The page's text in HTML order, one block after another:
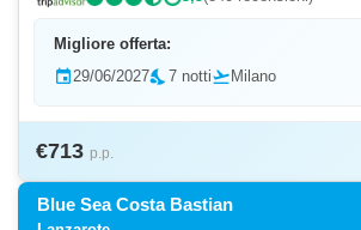
Migliore offerta:
event29/06/2027nights_stay7 nottiflight_takeoff Milano
€713 p.p.
Blue Sea Costa Bastian